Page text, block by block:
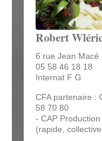
Robert
6 rue Jean Macé
05 58 46 18 18
Internat F G
CFA partenaire :
58 70 80
- CAP
(rapide,